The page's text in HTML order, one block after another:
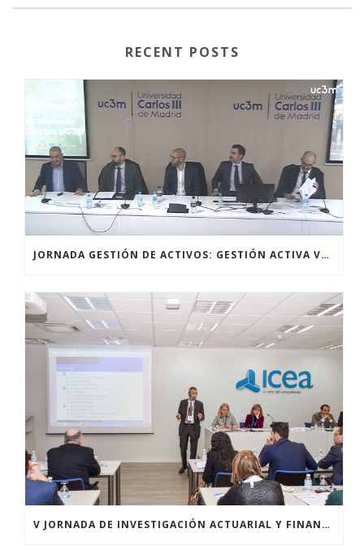
RECENT POSTS
JORNADA GESTIÓN DE ACTIVOS: GESTIÓN ACTIVA VERSUS GESTIÓN PASIVA
V JORNADA DE INVESTIGACIÓN ACTUARIAL Y FINANCIERA – ICEA